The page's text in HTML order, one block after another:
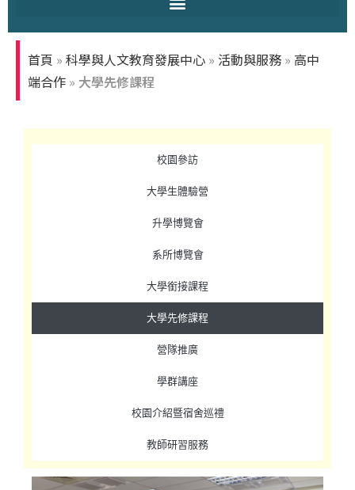
中原大學-你
知多少
首頁 » 科學與人文教育發展中心 » 活動與服務 » 高中
端合作 » 大學先修課程
校園參訪
大學生體驗營
升學博覽會
系所博覽會
大學銜接課程
大學先修課程
營隊推廣
學群講座
校園介紹暨宿舍巡禮
教師研習服務